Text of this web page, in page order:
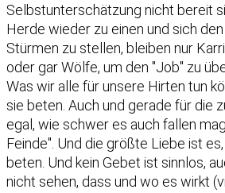
Selbstunterschätzung nicht bereit
Herde wieder zu einen und sich
Stürmen zu stellen, bleiben nur
oder gar Wölfe, um den "Job" zu
Was wir alle für unsere Hirten tun
sie beten. Auch und gerade für die
egal, wie schwer es auch fallen
Feinde". Und die größte Liebe ist
beten. Und kein Gebet ist sinnlos,
nicht sehen, dass und wo es wirkt